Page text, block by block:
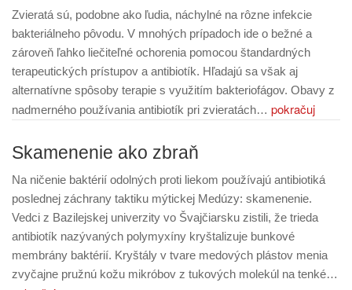
Zvieratá sú, podobne ako ľudia, náchylné na rôzne infekcie
bakteriálneho pôvodu. V mnohých prípadoch ide o bežné a
zároveň ľahko liečiteľné ochorenia pomocou štandardných
terapeutických prístupov a antibiotík. Hľadajú sa však aj
alternatívne spôsoby terapie s využitím bakteriofágov. Obavy z
nadmerného používania antibiotík pri zvieratách… pokračuj
Skamenenie ako zbraň
Na ničenie baktérií odolných proti liekom používajú antibiotiká
poslednej záchrany taktiku mýtickej Medúzy: skamenenie.
Vedci z Bazilejskej univerzity vo Švajčiarsku zistili, že trieda
antibiotík nazývaných polymyxíny kryštalizuje bunkové
membrány baktérií. Kryštály v tvare medových plástov menia
zvyčajne pružnú kožu mikróbov z tukových molekúl na tenké…